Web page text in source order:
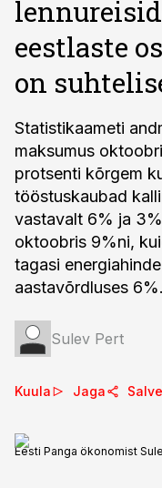
eestlaste
on
Statistikaameti
maksumus
protsenti kõrgem
tööstuskaubad
vastavalt 6% ja
oktoobris 9%ni,
tagasi
aastavõrdluses 6%.
Sulev Pert
Kuula Jaga
Eesti Panga ökonomist